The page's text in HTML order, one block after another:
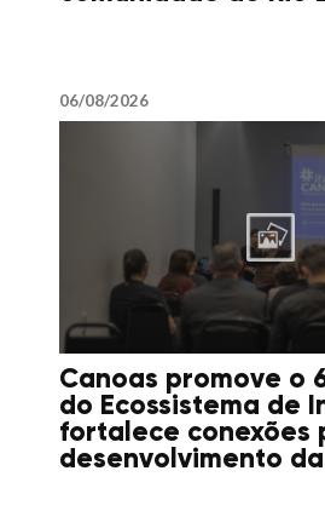
06/08/2026
Canoas promove o
do Ecossistema de
fortalece conexões
desenvolvimento